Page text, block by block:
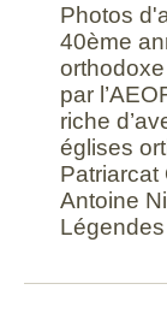
Photos
40ème
par
riche
églises
Antoine